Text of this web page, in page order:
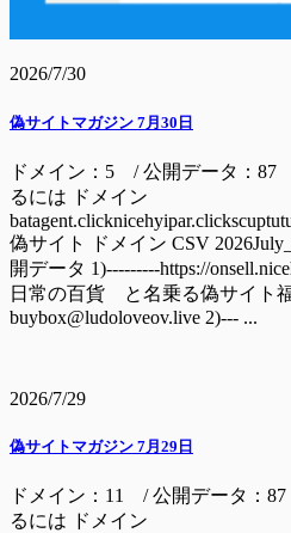
2026/7/30
偽サイトマガジン 7月30日
ドメイン：5 / 公開データ：87
るには ドメイン
偽サイト ドメイン CSV
開データ 1)---------https://
日常の百貨 と名乗る偽サイト
buybox@ludoloveov.live 2)--- ...
2026/7/29
偽サイトマガジン 7月29日
ドメイン：11 / 公開データ：
るには ドメイン